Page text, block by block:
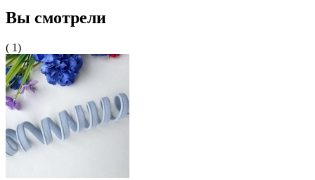
Вы смотрели
( 1)